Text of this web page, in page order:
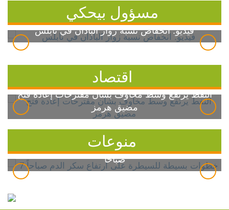
مسؤول بيحكي
فيديو: انخفاض نسبة زوار الباذان في نابلس
اقتصاد
النفط يرتفع وسط مخاوف بشأن مقترحات إعادة فتح
مضيق هرمز
منوعات
7 خطوات بسيطة للسيطرة على ارتفاع سكر الدم
صباحاً